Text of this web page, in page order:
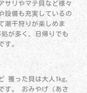
サリやマテ貝など様々
設備も充実しているの
潮干狩りが楽しめま
が多く、日帰りでも
す。
獲った貝は大人1kg、
す。 おみやげ（あさ